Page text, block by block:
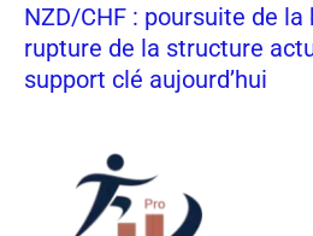
NZD/CHF : poursuite de la
rupture de la structure
support clé aujourd’hui